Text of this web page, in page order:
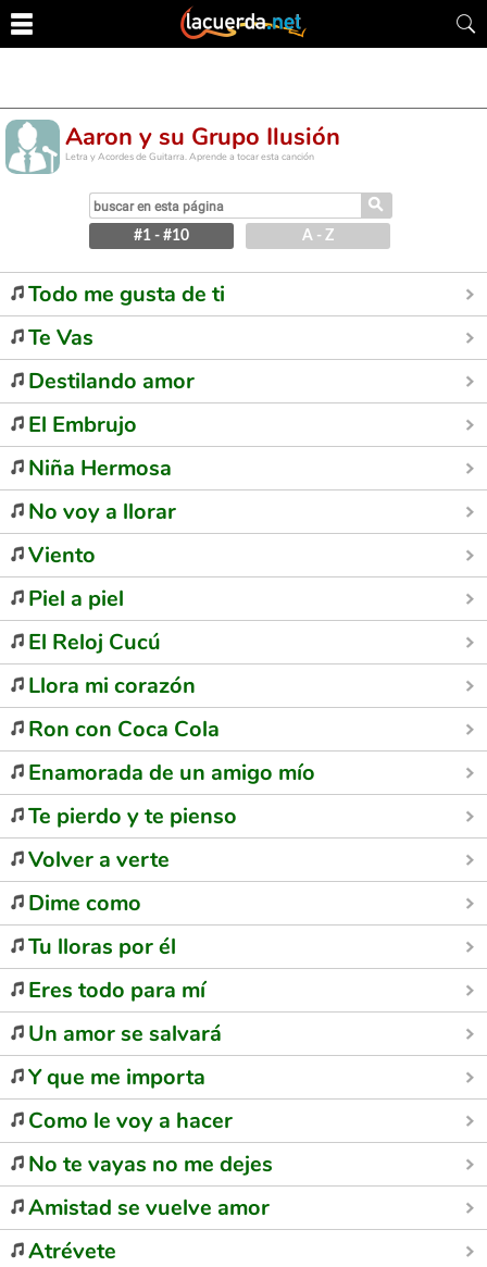
Aaron y su Grupo Ilusión
Letra y Acordes de Guitarra. Aprende a tocar esta canción
⚲
#1 - #10 A - Z
Todo me gusta de ti
Te Vas
Destilando amor
El Embrujo
Niña Hermosa
No voy a llorar
Viento
Piel a piel
El Reloj Cucú
Llora mi corazón
Ron con Coca Cola
Enamorada de un amigo mío
Te pierdo y te pienso
Volver a verte
Dime como
Tu lloras por él
Eres todo para mí
Un amor se salvará
Y que me importa
Como le voy a hacer
No te vayas no me dejes
Amistad se vuelve amor
Atrévete